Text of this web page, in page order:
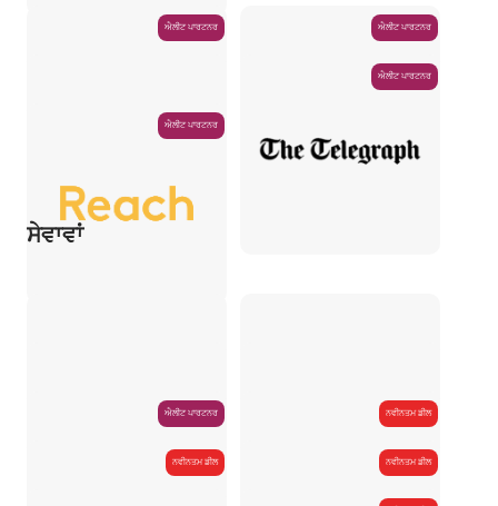
ਐਲੀਟ ਪਾਰਟਨਰ ਐਲੀਟ ਪਾਰਟਨਰ
ਐਲੀਟ ਪਾਰਟਨਰ
ਐਲੀਟ ਪਾਰਟਨਰ
ਸੇਵਾਵਾਂ
ਐਲੀਟ ਪਾਰਟਨਰ ਨਵੀਨਤਮ ਡੀਲ
ਨਵੀਨਤਮ ਡੀਲ ਨਵੀਨਤਮ ਡੀਲ